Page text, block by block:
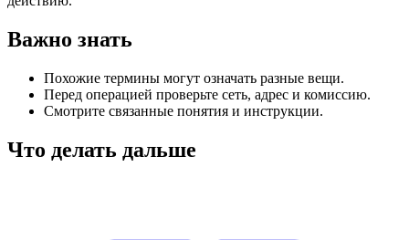
Важно знать
Похожие термины могут означать разные вещи.
Перед операцией проверьте сеть, адрес и комиссию.
Смотрите связанные понятия и инструкции.
Что делать дальше